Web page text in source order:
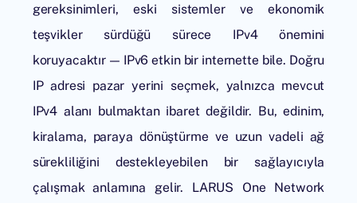
gereksinimleri, eski sistemler ve ekonomik
teşvikler sürdüğü sürece IPv4 önemini
koruyacaktır — IPv6 etkin bir internette bile. Doğru
IP adresi pazar yerini seçmek, yalnızca mevcut
IPv4 alanı bulmaktan ibaret değildir. Bu, edinim,
kiralama, paraya dönüştürme ve uzun vadeli ağ
sürekliliğini destekleyebilen bir sağlayıcıyla
çalışmak anlamına gelir. LARUS One Network